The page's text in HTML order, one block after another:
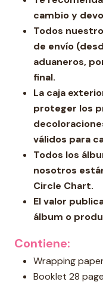
cambio y
Todos
de envío
aduaneros,
final.
La caja
proteger los
válidos para
Todos los
nosotros
Circle Chart.
El valor
álbum o
Contiene:
Wrapping
Booklet 28